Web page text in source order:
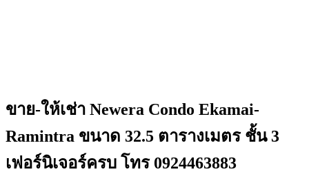
ขาย-ให้เช่า Newera Condo Ekamai-
Ramintra ขนาด 32.5 ตารางเมตร ชั้น 3
เฟอร์นิเจอร์ครบ โทร 0924463883